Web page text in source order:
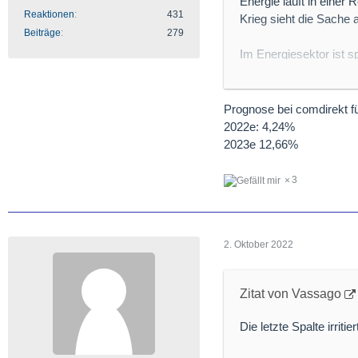
Reaktionen
431
Beiträge
279
Krieg sieht die Sache
Im Energiesektor ist
Vorschläge:
1. Energean
Der Gasproduzent
Der LNG-
Dividendenprognosen
Prognose bei comdirekt
2022e: 4,24%
2023e 12,66%
3
2. Oktober 2022
Zitat von Vassago
Die letzte Spalte